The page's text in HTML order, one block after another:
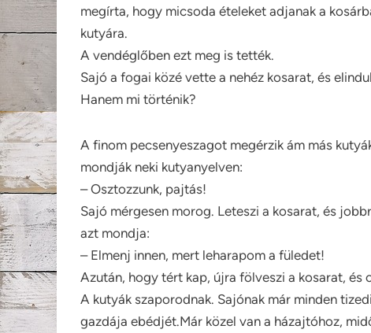
megírta, hogy micsoda ételeket adjanak a
kutyára.
A vendéglőben ezt meg is tették.
Sajó a fogai közé vette a nehéz kosarat, és
Hanem mi történik?
A finom pecsenyeszagot megérzik ám más
mondják neki kutyanyelven:
– Osztozzunk, pajtás!
Sajó mérgesen morog. Leteszi a kosarat, és
azt mondja:
– Elmenj innen, mert leharapom a füledet!
Azután, hogy tért kap, újra fölveszi a kosarat, és
A kutyák szaporodnak. Sajónak már minden
gazdája ebédjét.Már közel van a házajtóhoz,